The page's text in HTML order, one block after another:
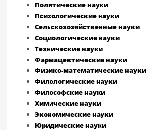
Политические науки
Психологические науки
Сельскохозяйственные науки
Социологические науки
Технические науки
Фармацевтические науки
Физико-математические науки
Филологические науки
Философские науки
Химические науки
Экономические науки
Юридические науки